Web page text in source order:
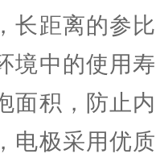
长距离的参
境中的使用
面积，防止
电极采用优